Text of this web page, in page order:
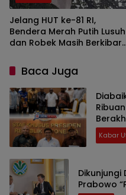
Jelang HUT ke-81 RI,
Bendera Merah Putih Lusuh
dan Robek Masih Berkibar
Baca Juga
Kabar
Dikunjungi
Prabowo